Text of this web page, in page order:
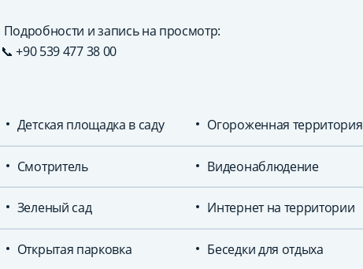
Подробности и запись на просмотр:
📞 +90 539 477 38 00
Детская площадка в саду Огороженная территория
Смотритель Видеонаблюдение
Зеленый сад Интернет на территории
Открытая парковка Беседки для отдыха